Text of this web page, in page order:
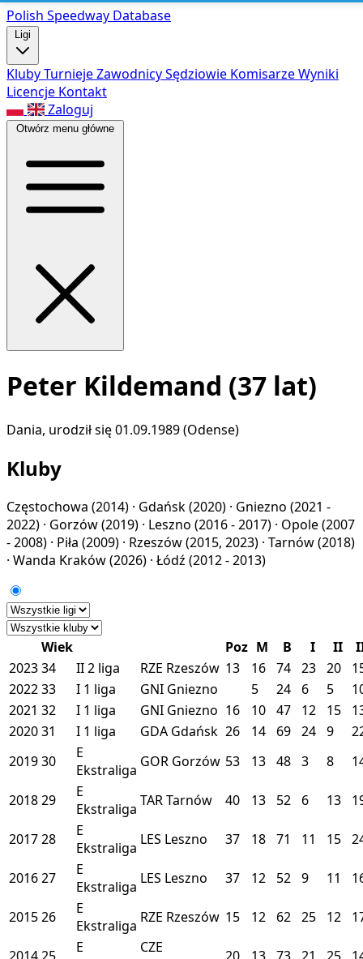
Polish Speedway Database
Ligi
KlubyTurniejeZawodnicySędziowie KomisarzeWyniki
Licencje Kontakt
Zaloguj
Otwórz menu główne
Peter Kildemand (37 lat)
Dania, urodził się 01.09.1989 (Odense)
Kluby
Częstochowa (2014) · Gdańsk(2020) · Gniezno (2021 -
2022) · Gorzów(2019) · Leszno (2016 - 2017) · Opole(2007
- 2008) · Piła (2009) · Rzeszów(2015, 2023) · Tarnów(2018)
· Wanda Kraków(2026) · Łódź (2012 - 2013)
Wiek Poz M B I II
202334 II2 liga RZE Rzeszów 13 16 74 23 20
202233 I 1 liga GNI Gniezno 5 24 6 5
2021 32 I 1 liga GNI Gniezno 16 10 47 12 15
202031 I 1 liga GDA Gdańsk 26 14 69 24 9
201930
E
Ekstraliga GOR Gorzów 53 13 48 3 8
201829
E
Ekstraliga TARTarnów 40 13 52 6 13
201728
E
Ekstraliga LES Leszno 37 18 71 11 15
201627
E
Ekstraliga LES Leszno 37 12 52 9 11
201526
E
Ekstraliga RZE Rzeszów 15 12 62 25 12
E
CZE